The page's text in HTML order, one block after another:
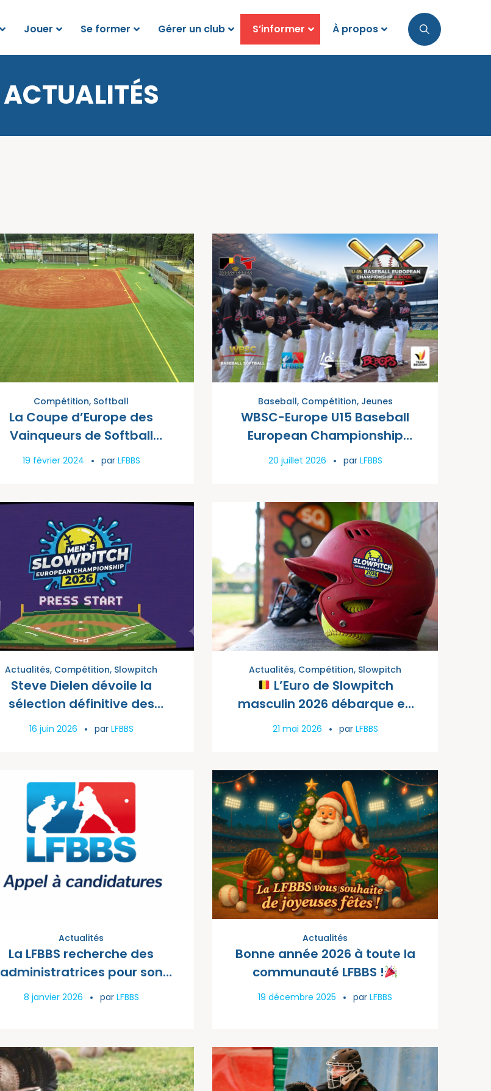
Jouer Se former Gérer un club S’informer À propos
ACTUALITÉS
Compétition, Softball
La Coupe d’Europe des
Vainqueurs de Softball
Féminin (coupe B) 2024 se
19 février 2024 par LFBBS
Baseball, Compétition, Jeunes
WBSC-Europe U15 Baseball
European Championship
Qualifier 2026 à Zottegem
20 juillet 2026 par LFBBS
Actualités, Compétition, Slowpitch
Steve Dielen dévoile la
sélection définitive des
Belgium Brewers pour l’Euro
16 juin 2026 par LFBBS
Actualités, Compétition, Slowpitch
L’Euro de Slowpitch
masculin 2026 débarque en
Belgique !
21 mai 2026 par LFBBS
Actualités
La LFBBS recherche des
administratrices pour son
Conseil d’Administration
8 janvier 2026 par LFBBS
Actualités
Bonne année 2026 à toute la
communauté LFBBS !
19 décembre 2025 par LFBBS